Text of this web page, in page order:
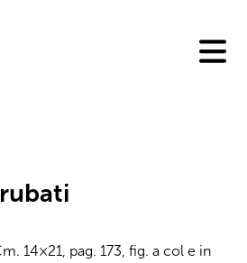
14×21, pag. 173, fig. a col e in